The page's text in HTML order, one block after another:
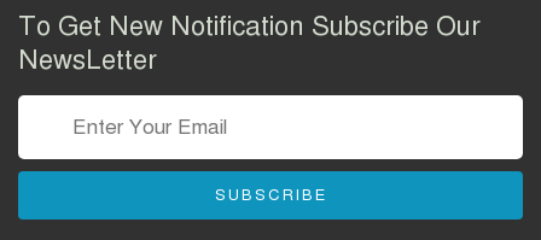
Group Job Circular 2026
তথ্য অধিদপ্তর নিয়োগ বিজ্ঞপ্তি
বাংলাদেশ পুলিশ এএসআই
To Get New Notification Subscribe Our
NewsLetter
SUBSCRIBE